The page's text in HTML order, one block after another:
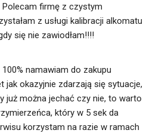
Polecam firmę z czystym
z usługi kalibracji alkomatu
się nie zawiodłam!!!!
100% namawiam do zakupu
jak okazyjnie zdarzają się sytuacje,
już można jechać czy nie, to warto
który w 5 sek da
korzystam na razie w ramach